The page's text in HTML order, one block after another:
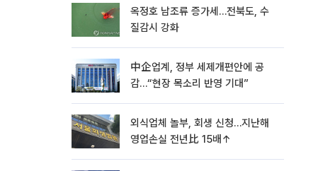
옥정호 남조류 증가세…전북도, 수
질감시 강화
中企업계, 정부 세제개편안에 공
감…“현장 목소리 반영 기대”
외식업체 놀부, 회생 신청…지난해
영업손실 전년比 15배↑